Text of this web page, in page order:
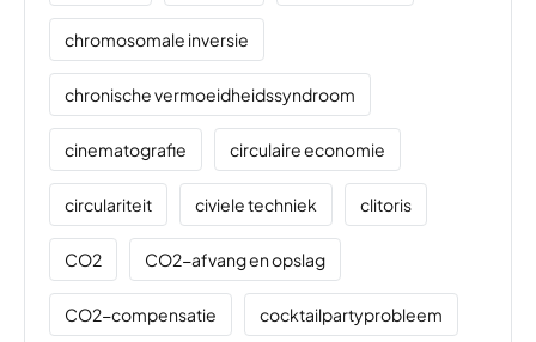
chromosomale inversie
chronische vermoeidheidssyndroom
cinematografie circulaire economie
circulariteit civiele techniek clitoris
CO2 CO2-afvang en opslag
CO2-compensatie cocktailpartyprobleem